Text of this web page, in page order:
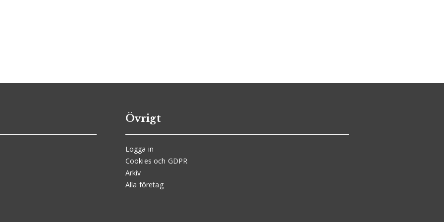
Övrigt
Logga in
Cookies och GDPR
Arkiv
Alla företag